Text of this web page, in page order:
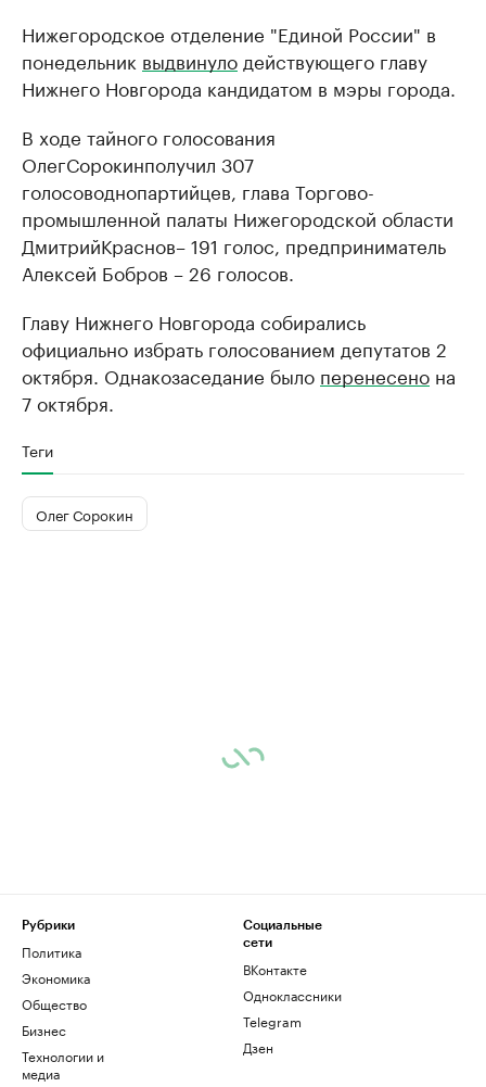
Нижегородское отделение "Единой России" в
понедельник выдвинуло действующего главу
Нижнего Новгорода кандидатом в мэры города.
В ходе тайного голосования
ОлегСорокинполучил 307
голосоводнопартийцев, глава Торгово-
промышленной палаты Нижегородской области
ДмитрийКраснов– 191 голос, предприниматель
Алексей Бобров – 26 голосов.
Главу Нижнего Новгорода собирались
официально избрать голосованием депутатов 2
октября. Однакозаседание было перенесено на
7 октября.
Теги
Олег Сорокин
Рубрики
Политика
Экономика
Общество
Бизнес
Технологии и
медиа
Социальные
сети
ВКонтакте
Одноклассники
Telegram
Дзен